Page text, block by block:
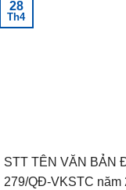
28
Th4
STT TÊN VĂN BẢN
279/QĐ-VKSTC năm